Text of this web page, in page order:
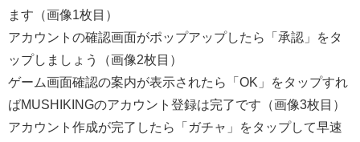
ます（画像1枚目）
アカウントの確認画面がポップアップしたら「承認」をタ
ップしましょう（画像2枚目）
ゲーム画面確認の案内が表示されたら「OK」をタップすれ
ばMUSHIKINGのアカウント登録は完了です（画像3枚目）
アカウント作成が完了したら「ガチャ」をタップして早速